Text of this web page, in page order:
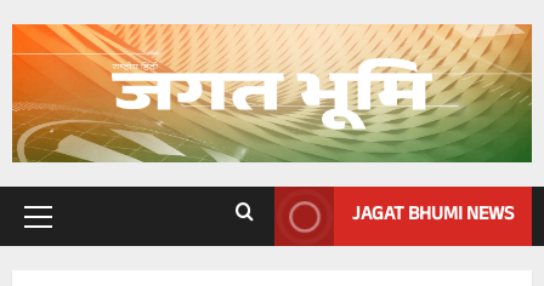
Primary
JAGAT BHUMI NEWS